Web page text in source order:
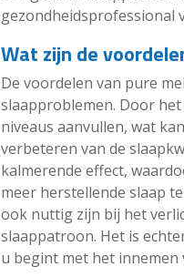
gezondheidsprofessional
Wat zijn de
De voordelen van pure
slaapproblemen. Door
niveaus aanvullen, wat
verbeteren van de
kalmerende effect,
meer herstellende slaap
ook nuttig zijn bij het
slaappatroon. Het is
u begint met het